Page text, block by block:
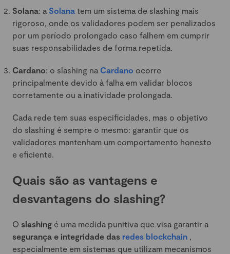
Solana: a Solana tem um sistema de slashing mais
rigoroso, onde os validadores podem ser penalizados
por um período prolongado caso falhem em cumprir
suas responsabilidades de forma repetida.
Cardano: o slashing na Cardano ocorre
principalmente devido à falha em validar blocos
corretamente ou a inatividade prolongada.
Cada rede tem suas especificidades, mas o objetivo
do slashing é sempre o mesmo: garantir que os
validadores mantenham um comportamento honesto
e eficiente.
Quais são as vantagens e
desvantagens do slashing?
O slashing é uma medida punitiva que visa garantir a
segurança e integridade das redes blockchain ,
especialmente em sistemas que utilizam mecanismos